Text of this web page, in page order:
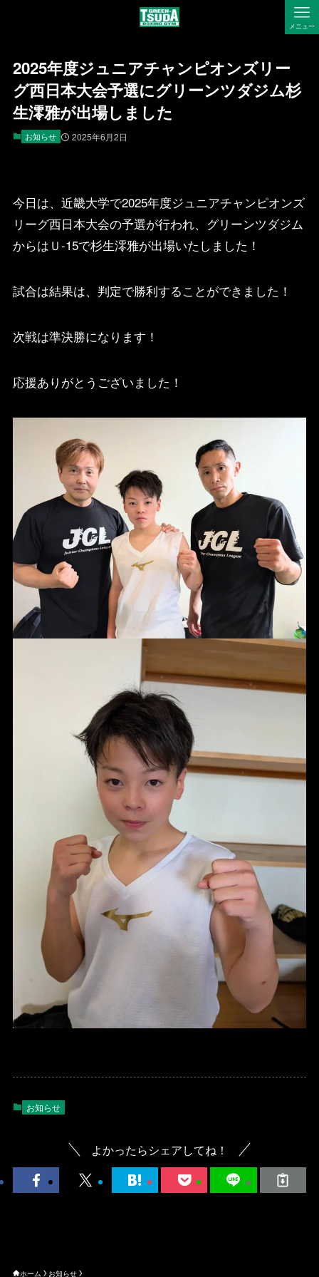
メニュー
2025年度ジュニアチャンピオンズリー
グ西日本大会予選にグリーンツダジム杉
生澪雅が出場しました
お知らせ 2025年6月2日
今日は、近畿大学で2025年度ジュニアチャンピオンズ
リーグ西日本大会の予選が行われ、グリーンツダジム
からはＵ-15で杉生澪雅が出場いたしました！
試合は結果は、判定で勝利することができました！
次戦は準決勝になります！
応援ありがとうございました！
お知らせ
よかったらシェアしてね！
ホーム お知らせ